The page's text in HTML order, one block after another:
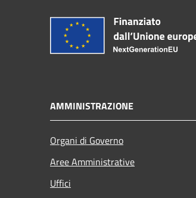
AMMINISTRAZIONE
Organi di Governo
Aree Amministrative
Uffici